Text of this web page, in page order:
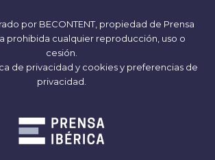
por BECONTENT, propiedad de Prensa
prohibida cualquier reproducción, uso o
cesión.
de privacidad y cookiesy preferencias de
privacidad.